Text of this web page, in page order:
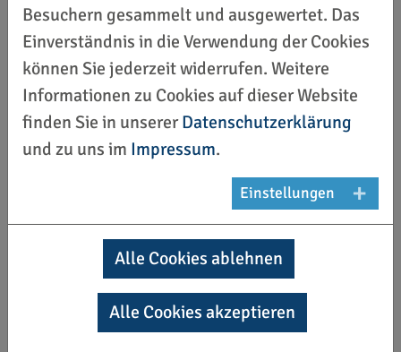
FAQs
Unter folgenden Links finden Sie auf den
politische Bildung Baden-Württemberg &
Niedersachsen hilfreiches Infomaterial für
einen ersten Überblick zum Thema Gendern:
Landeszentrale für politische Bildung
Besuchern gesammelt und ausgewertet. Das
Einverständnis in die Verwendung der Cookies
können Sie jederzeit widerrufen. Weitere
Informationen zu Cookies auf dieser Website
finden Sie in unsererDatenschutzerklärung
und zu uns im Impressum.
Einstellungen
Alle Cookies ablehnen
Alle Cookies akzeptieren